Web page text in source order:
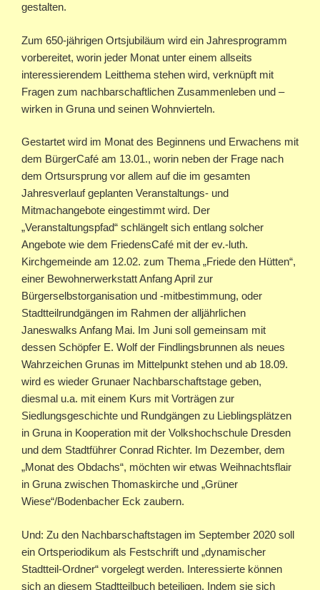
gestalten.
Zum 650-jährigen Ortsjubiläum wird ein Jahresprogramm
vorbereitet, worin jeder Monat unter einem allseits
interessierendem Leitthema stehen wird, verknüpft mit
Fragen zum nachbarschaftlichen Zusammenleben und –
wirken in Gruna und seinen Wohnvierteln.
Gestartet wird im Monat des Beginnens und Erwachens mit
dem BürgerCafé am 13.01., worin neben der Frage nach
dem Ortsursprung vor allem auf die im gesamten
Jahresverlauf geplanten Veranstaltungs- und
Mitmachangebote eingestimmt wird. Der
„Veranstaltungspfad“ schlängelt sich entlang solcher
Angebote wie dem FriedensCafé mit der ev.-luth.
Kirchgemeinde am 12.02. zum Thema „Friede den Hütten“,
einer Bewohnerwerkstatt Anfang April zur
Bürgerselbstorganisation und -mitbestimmung, oder
Stadtteilrundgängen im Rahmen der alljährlichen
Janeswalks Anfang Mai. Im Juni soll gemeinsam mit
dessen Schöpfer E. Wolf der Findlingsbrunnen als neues
Wahrzeichen Grunas im Mittelpunkt stehen und ab 18.09.
wird es wieder Grunaer Nachbarschaftstage geben,
diesmal u.a. mit einem Kurs mit Vorträgen zur
Siedlungsgeschichte und Rundgängen zu Lieblingsplätzen
in Gruna in Kooperation mit der Volkshochschule Dresden
und dem Stadtführer Conrad Richter. Im Dezember, dem
„Monat des Obdachs“, möchten wir etwas Weihnachtsflair
in Gruna zwischen Thomaskirche und „Grüner
Wiese“/Bodenbacher Eck zaubern.
Und: Zu den Nachbarschaftstagen im September 2020 soll
ein Ortsperiodikum als Festschrift und „dynamischer
Stadtteil-Ordner“ vorgelegt werden. Interessierte können
sich an diesem Stadtteilbuch beteiligen. Indem sie sich